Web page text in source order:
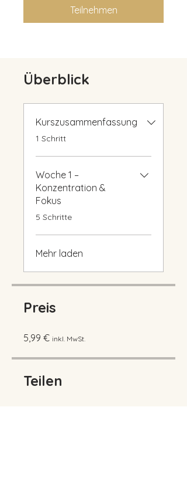
Teilnehmen
Überblick
Kurszusammenfassung
.1 Schritt
Woche 1 –
Konzentration &
Fokus
.5 Schritte
Mehr laden
Preis
5,99 €
Teilen